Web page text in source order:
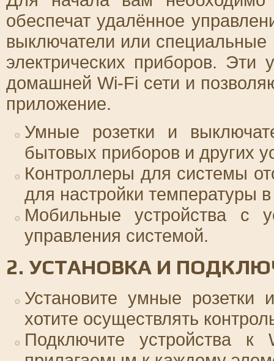
обеспечат удалённое
выключатели или
электрических приборов. Эти
домашней Wi-Fi сети и
приложение.
Умные розетки и
бытовых приборов и других
Контроллеры для системы
для настройки температуры
Мобильные устройства с
управления системой.
2. УСТАНОВКА И
Установите умные
хотите осуществлять
Подключите устройства к